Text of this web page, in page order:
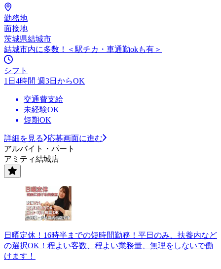
勤務地
面接地
茨城県結城市
結城市内に多数！＜駅チカ・車通勤okも有＞
シフト
1日4時間 週3日からOK
交通費支給
未経験OK
短期OK
詳細を見る
応募画面に進む
アルバイト・パート
アミティ結城店
日曜定休！16時半までの短時間勤務！平日のみ、扶養内など
の選択OK！程よい客数、程よい業務量、無理をしないで働
けます！